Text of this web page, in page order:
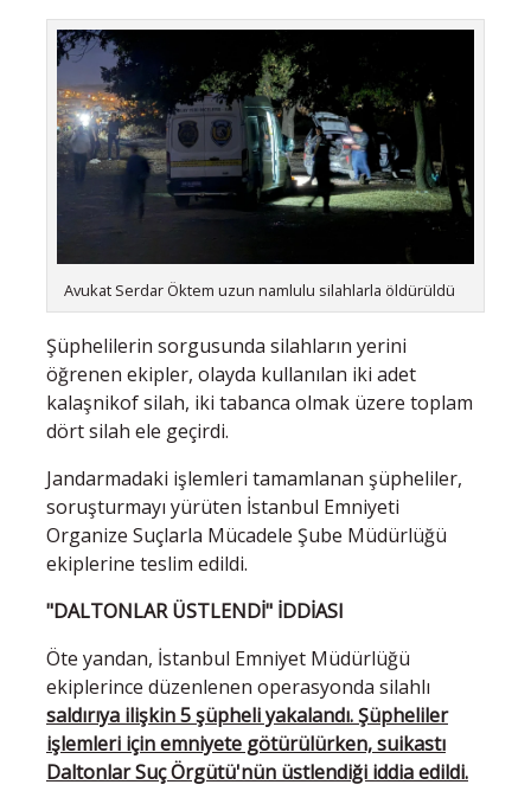
Avukat Serdar Öktem uzun namlulu silahlarla öldürüldü
Şüphelilerin sorgusunda silahların yerini
öğrenen ekipler, olayda kullanılan iki adet
kalaşnikof silah, iki tabanca olmak üzere toplam
dört silah ele geçirdi.
Jandarmadaki işlemleri tamamlanan şüpheliler,
soruşturmayı yürüten İstanbul Emniyeti
Organize Suçlarla Mücadele Şube Müdürlüğü
ekiplerine teslim edildi.
"DALTONLAR ÜSTLENDİ" İDDİASI
Öte yandan, İstanbul Emniyet Müdürlüğü
ekiplerince düzenlenen operasyonda silahlı
saldırıya ilişkin 5 şüpheli yakalandı. Şüpheliler
işlemleri için emniyete götürülürken, suikastı
Daltonlar Suç Örgütü'nün üstlendiği iddia edildi.